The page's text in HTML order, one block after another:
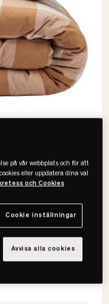
på vår webbplats och för att
eller uppdatera dina val
och Cookies
Cookie inställningar
Avvisa alla cookies